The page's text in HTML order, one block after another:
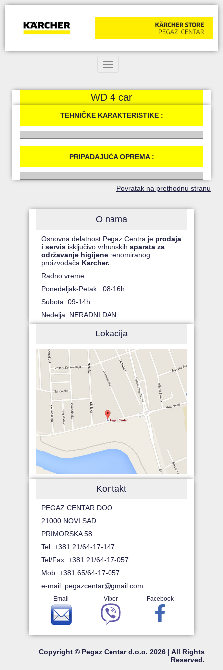
Toggle navigation
WD 4 car
TEHNIČKE KARAKTERISTIKE :
PRIPADAJUĆA OPREMA :
Povratak na prethodnu stranu
O nama
Osnovna delatnost Pegaz Centra je prodaja
i servis isključivo vrhunskihaparata za
održavanje higijene renomiranog
proizvođača Karcher.
Radno vreme:
Ponedeljak-Petak : 08-16h
Subota: 09-14h
Nedelja: NERADNI DAN
Lokacija
Kontakt
PEGAZ CENTAR DOO
21000 NOVI SAD
PRIMORSKA 58
Tel: +381 21/64-17-147
Tel/Fax: +381 21/64-17-057
Mob: +381 65/64-17-057
e-mail: pegazcentar@gmail.com
Email Viber Facebook
Copyright © Pegaz Centar d.o.o. 2026 | All Rights
Reserved.